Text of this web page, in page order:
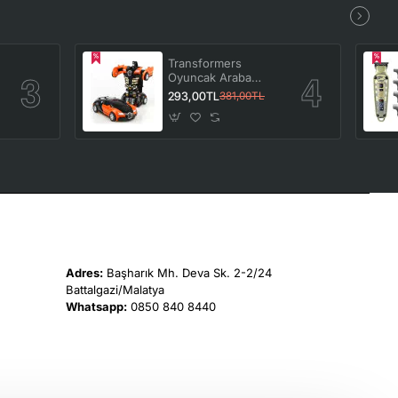
Transformers
Oyuncak Araba
Bumblebee Robota
Dönüşebilen
Turuncu
293,00TL381,00TL
Adres: Başharık Mh. Deva Sk. 2-2/24
Battalgazi/Malatya
Whatsapp: 0850 840 8440